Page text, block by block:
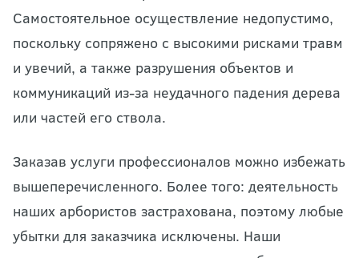
Самостоятельное осуществление недопустимо,
поскольку сопряжено с высокими рисками травм
и увечий, а также разрушения объектов и
коммуникаций из-за неудачного падения дерева
или частей его ствола.
Заказав услуги профессионалов можно избежать
вышеперечисленного. Более того: деятельность
наших арбористов застрахована, поэтому любые
убытки для заказчика исключены. Наши